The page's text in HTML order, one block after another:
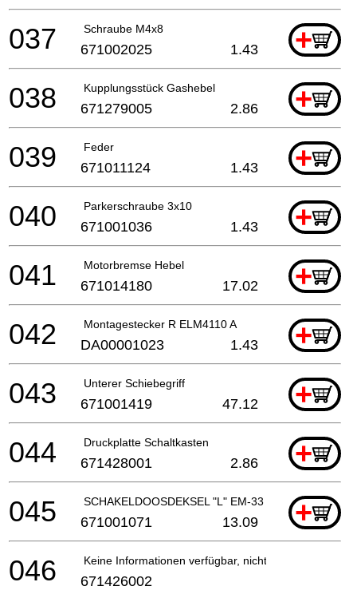
Schraube M4x8 +
037 671002025 1.43
Kupplungsstück Gashebel +
038 671279005 2.86
Feder +
039 671011124 1.43
Parkerschraube 3x10 +
040 671001036 1.43
Motorbremse Hebel +
041 671014180 17.02
Montagestecker R ELM4110 A +
042 DA00001023 1.43
Unterer Schiebegriff +
043 671001419 47.12
Druckplatte Schaltkasten +
044 671428001 2.86
SCHAKELDOOSDEKSEL "L" EM-33 A +
045 671001071 13.09
Keine Informationen verfügbar, nicht bestellbar
046 671426002